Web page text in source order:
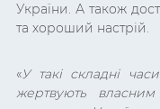
України. А також
та хороший настрій.
«У такі складні
жертвують